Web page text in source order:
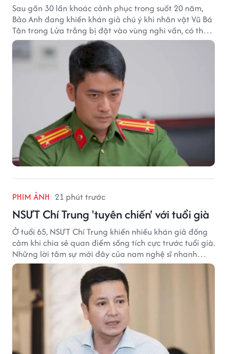
Sau gần 30 lần khoác cảnh phục trong suốt 20 năm,
Bảo Anh đang khiến khán giả chú ý khi nhân vật Vũ Bá
Tân trong Lửa trắng bị đặt vào vùng nghi vấn, có thể
trở thành cú đảo chiều lớn của phim giờ vàng.
PHIM ẢNH 21 phút trước
NSƯT Chí Trung 'tuyên chiến' với tuổi già
Ở tuổi 65, NSƯT Chí Trung khiến nhiều khán giả đồng
cảm khi chia sẻ quan điểm sống tích cực trước tuổi già.
Những lời tâm sự mới đây của nam nghệ sĩ nhanh
chóng nhận được sự quan tâm trên mạng xã hội.